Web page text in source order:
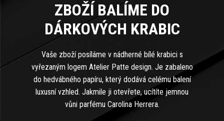
ZBOŽÍ BALÍME DO
DÁRKOVÝCH KRABIC
Vaše zboží posíláme v nádherné bílé krabici s
vyřezaným logem Atelier Patte design. Je zabaleno
do hedvábného papíru, který dodává celému balení
luxusní vzhled. Jakmile ji otevřete, ucítíte jemnou
vůni parfému Carolina Herrera.